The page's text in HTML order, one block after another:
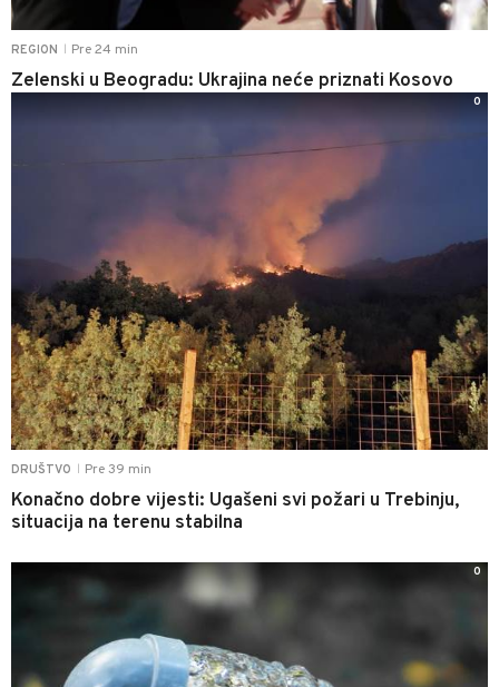
REGION Pre 24 min
Zelenski u Beogradu: Ukrajina neće priznati Kosovo
DRUŠTVO Pre 39 min
Konačno dobre vijesti: Ugašeni svi požari u Trebinju,
situacija na terenu stabilna
0
0